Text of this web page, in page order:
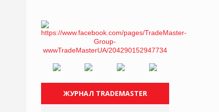
ЖУРНАЛ TRADEMASTER